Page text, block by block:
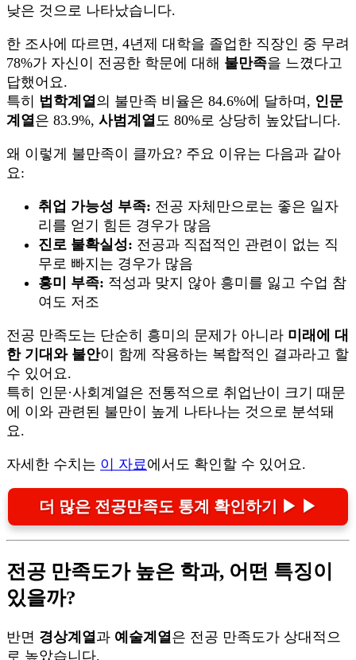
낮은 것으로 나타났습니다.
한 조사에 따르면, 4년제 대학을 졸업한 직장인 중 무려
78%가 자신이 전공한 학문에 대해 불만족을 느꼈다고
답했어요.
특히 법학계열의 불만족 비율은 84.6%에 달하며, 인문
계열은 83.9%, 사범계열도 80%로 상당히 높았답니다.
왜 이렇게 불만족이 클까요? 주요 이유는 다음과 같아
요:
취업 가능성 부족: 전공 자체만으로는 좋은 일자
리를 얻기 힘든 경우가 많음
진로 불확실성: 전공과 직접적인 관련이 없는 직
무로 빠지는 경우가 많음
흥미 부족: 적성과 맞지 않아 흥미를 잃고 수업 참
여도 저조
전공 만족도는 단순히 흥미의 문제가 아니라 미래에 대
한 기대와 불안이 함께 작용하는 복합적인 결과라고 할
수 있어요.
특히 인문·사회계열은 전통적으로 취업난이 크기 때문
에 이와 관련된 불만이 높게 나타나는 것으로 분석돼
요.
자세한 수치는 이 자료에서도 확인할 수 있어요.
더 많은 전공만족도 통계 확인하기 ▶ ▶
전공 만족도가 높은 학과, 어떤 특징이
있을까?
반면 경상계열과 예술계열은 전공 만족도가 상대적으
로 높았습니다.